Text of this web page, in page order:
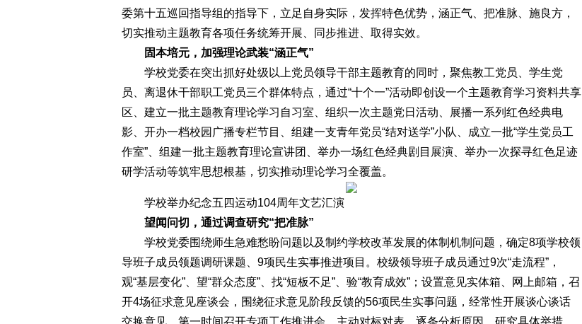
委第十五巡回指导组的指导下，立足自身实际，发挥特色优势，涵正气、把准脉、施良方，
切实推动主题教育各项任务统筹开展、同步推进、取得实效。
固本培元，加强理论武装“涵正气”
学校党委在突出抓好处级以上党员领导干部主题教育的同时，聚焦教工党员、学生党
员、离退休干部职工党员三个群体特点，通过“十个一”活动即创设一个主题教育学习资料共享
区、建立一批主题教育理论学习自习室、组织一次主题党日活动、展播一系列红色经典电
影、开办一档校园广播专栏节目、组建一支青年党员“结对送学”小队、成立一批“学生党员工
作室”、组建一批主题教育理论宣讲团、举办一场红色经典剧目展演、举办一次探寻红色足迹
研学活动等筑牢思想根基，切实推动理论学习全覆盖。
学校举办纪念五四运动104周年文艺汇演
望闻问切，通过调查研究“把准脉”
学校党委围绕师生急难愁盼问题以及制约学校改革发展的体制机制问题，确定8项学校领
导班子成员领题调研课题、9项民生实事推进项目。校级领导班子成员通过9次“走流程”，
观“基层变化”、望“群众态度”、找“短板不足”、验“教育成效”；设置意见实体箱、网上邮箱，召
开4场征求意见座谈会，围绕征求意见阶段反馈的56项民生实事问题，经常性开展谈心谈话
交换意见，第一时间召开专项工作推进会，主动对标对表，逐条分析原因，研究具体举措，